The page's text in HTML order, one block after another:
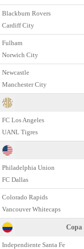
Blackburn Rovers
Cardiff City
Fulham
Norwich City
Newcastle
Manchester City
FC Los Angeles
UANL Tigres
Philadelphia Union
FC Dallas
Colorado Rapids
Vancouver Whitecaps
Independiente Santa Fe